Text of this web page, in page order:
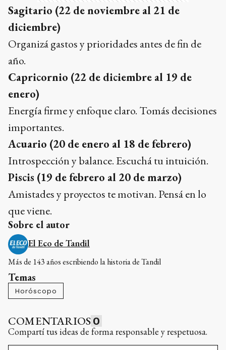
Sagitario (22 de noviembre al 21 de
diciembre)
Organizá gastos y prioridades antes de fin de
año.
Capricornio (22 de diciembre al 19 de
enero)
Energía firme y enfoque claro. Tomás decisiones
importantes.
Acuario (20 de enero al 18 de febrero)
Introspección y balance. Escuchá tu intuición.
Piscis (19 de febrero al 20 de marzo)
Amistades y proyectos te motivan. Pensá en lo
que viene.
Sobre el autor
El Eco de Tandil
Más de 143 años escribiendo la historia de Tandil
Temas
Horóscopo
COMENTARIOS 0
Compartí tus ideas de forma responsable y respetuosa.